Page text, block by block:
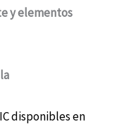
y elementos
disponibles en